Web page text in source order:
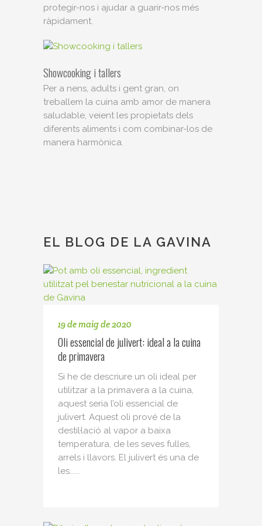
protegir-nos i ajudar a guarir-nos més
ràpidament.
Showcooking i tallers
Per a nens, adults i gent gran, on
treballem la cuina amb amor de manera
saludable, veient les propietats dels
diferents aliments i com combinar-los de
manera harmònica.
EL BLOG DE LA GAVINA
19 de maig de 2020
Oli essencial de julivert: ideal a la cuina
de primavera
Si he de descriure un oli ideal per
utilitzar a la primavera a la cuina,
aquest seria l’oli essencial de
julivert. Aquest oli prové de la
destil·lació al vapor a baixa
temperatura, de les seves fulles,
arrels i llavors. El julivert és una de
les......